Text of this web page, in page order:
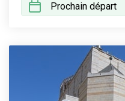
Prochain départ